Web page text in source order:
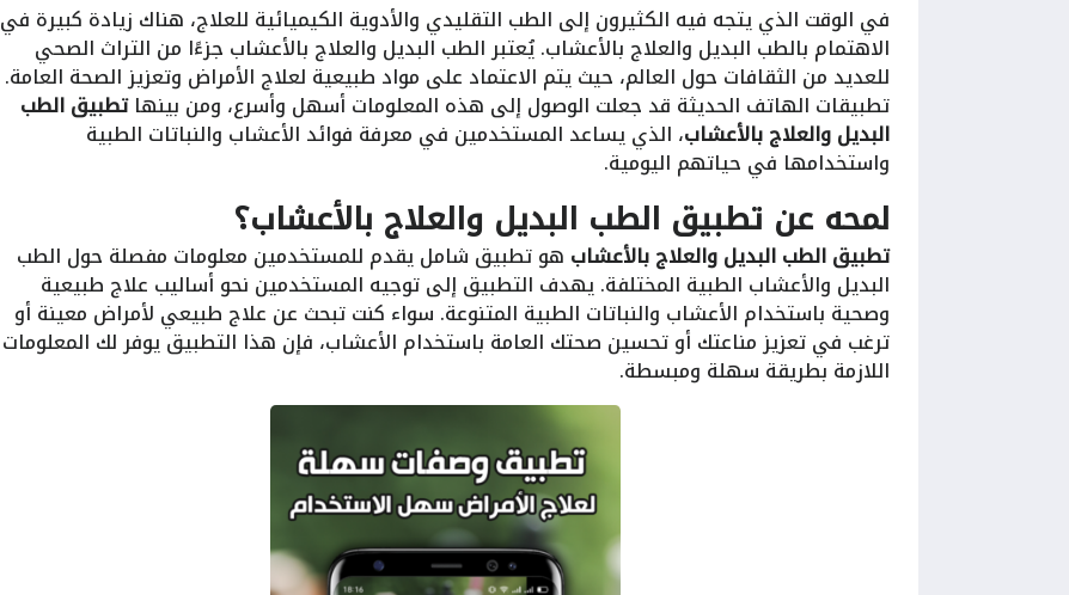
في الوقت الذي يتجه فيه الكثيرون إلى الطب التقليدي والأدوية الكيميائية للعلاج، هناك زيادة كبيرة في
الاهتمام بالطب البديل والعلاج بالأعشاب. يُعتبر الطب البديل والعلاج بالأعشاب جزءًا من التراث الصحي
للعديد من الثقافات حول العالم، حيث يتم الاعتماد على مواد طبيعية لعلاج الأمراض وتعزيز الصحة العامة.
تطبيقات الهاتف الحديثة قد جعلت الوصول إلى هذه المعلومات أسهل وأسرع، ومن بينهاتطبيق الطب
البديل والعلاج بالأعشاب، الذي يساعد المستخدمين في معرفة فوائد الأعشاب والنباتات الطبية
واستخدامها في حياتهم اليومية.
لمحه عن تطبيق الطب البديل والعلاج بالأعشاب؟
تطبيق الطب البديل والعلاج بالأعشاب هو تطبيق شامل يقدم للمستخدمين معلومات مفصلة حول الطب
البديل والأعشاب الطبية المختلفة. يهدف التطبيق إلى توجيه المستخدمين نحو أساليب علاج طبيعية
وصحية باستخدام الأعشاب والنباتات الطبية المتنوعة. سواء كنت تبحث عن علاج طبيعي لأمراض معينة أو
ترغب في تعزيز مناعتك أو تحسين صحتك العامة باستخدام الأعشاب، فإن هذا التطبيق يوفر لك المعلومات
اللازمة بطريقة سهلة ومبسطة.